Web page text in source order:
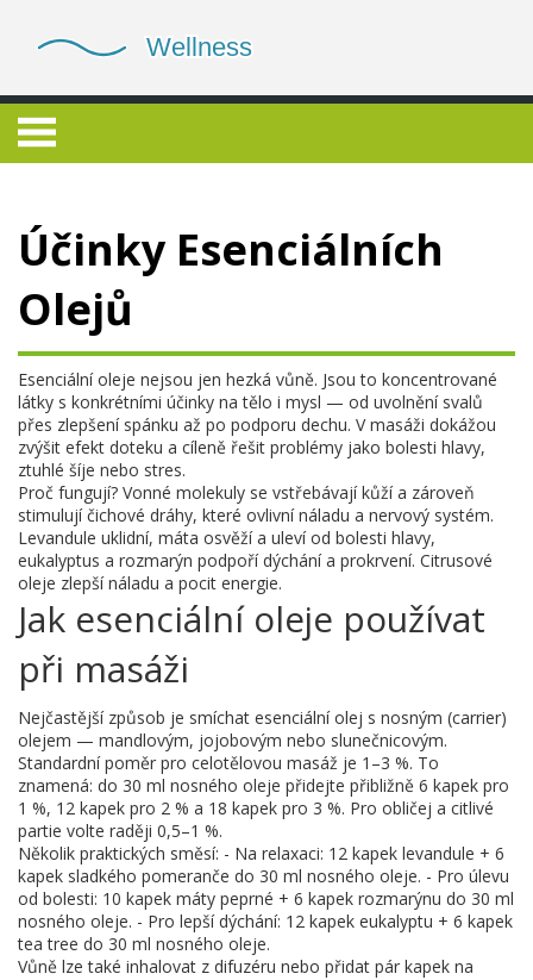
Účinky Esenciálních
Olejů
Esenciální oleje nejsou jen hezká vůně. Jsou to koncentrované
látky s konkrétními účinky na tělo i mysl — od uvolnění svalů
přes zlepšení spánku až po podporu dechu. V masáži dokážou
zvýšit efekt doteku a cíleně řešit problémy jako bolesti hlavy,
ztuhlé šíje nebo stres.
Proč fungují? Vonné molekuly se vstřebávají kůží a zároveň
stimulují čichové dráhy, které ovlivní náladu a nervový systém.
Levandule uklidní, máta osvěží a uleví od bolesti hlavy,
eukalyptus a rozmarýn podpoří dýchání a prokrvení. Citrusové
oleje zlepší náladu a pocit energie.
Jak esenciální oleje používat
při masáži
Nejčastější způsob je smíchat esenciální olej s nosným (carrier)
olejem — mandlovým, jojobovým nebo slunečnicovým.
Standardní poměr pro celotělovou masáž je 1–3 %. To
znamená: do 30 ml nosného oleje přidejte přibližně 6 kapek pro
1 %, 12 kapek pro 2 % a 18 kapek pro 3 %. Pro obličej a citlivé
partie volte raději 0,5–1 %.
Několik praktických směsí: - Na relaxaci: 12 kapek levandule + 6
kapek sladkého pomeranče do 30 ml nosného oleje. - Pro úlevu
od bolesti: 10 kapek máty peprné + 6 kapek rozmarýnu do 30 ml
nosného oleje. - Pro lepší dýchání: 12 kapek eukalyptu + 6 kapek
tea tree do 30 ml nosného oleje.
Vůně lze také inhalovat z difuzéru nebo přidat pár kapek na